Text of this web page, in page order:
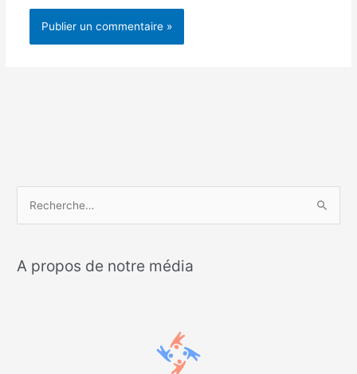
hA propos de notre média